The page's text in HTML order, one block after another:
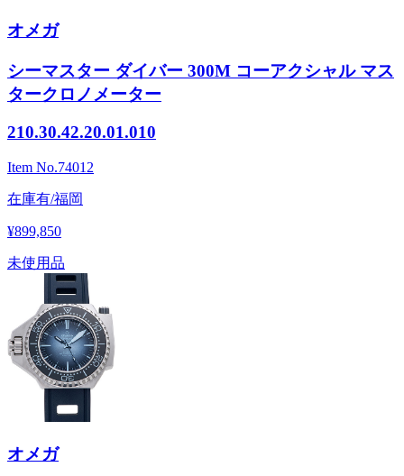
オメガ
シーマスター ダイバー 300M コーアクシャル マス
タークロノメーター
210.30.42.20.01.010
Item No.74012
在庫有/福岡
¥899,850
未使用品
オメガ